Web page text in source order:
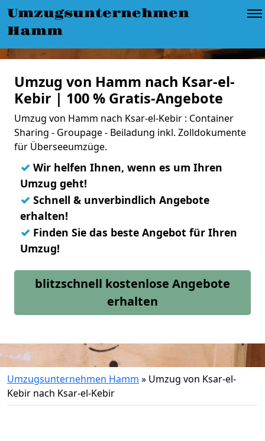
Umzugsunternehmen
Hamm
Umzug von Hamm nach Ksar-el-
Kebir | 100 % Gratis-Angebote
Umzug von Hamm nach Ksar-el-Kebir : Container
Sharing - Groupage - Beiladung inkl. Zolldokumente
für Überseeumzüge.
✓ Wir helfen Ihnen, wenn es um Ihren
Umzug geht!
✓ Schnell & unverbindlich Angebote
erhalten!
✓ Finden Sie das beste Angebot für Ihren
Umzug!
blitzschnell kostenlose Angebote
erhalten
Umzugsunternehmen Hamm » Umzug von Ksar-el-
Kebir nach Ksar-el-Kebir